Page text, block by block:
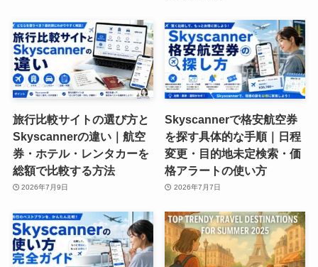
旅行比較サイトの選び方と
Skyscannerの違い｜航空
券・ホテル・レンタカーを
総額で比較する方法
2026年7月9日
Skyscannerで格安航空券
を探す具体的な手順｜日程
変更・目的地未定検索・価
格アラートの使い方
2026年7月7日